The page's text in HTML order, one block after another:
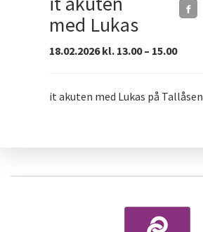
med Lukas
18.02.2026 kl. 13.00 – 15.00
it akuten med Lukas på Tallåsen